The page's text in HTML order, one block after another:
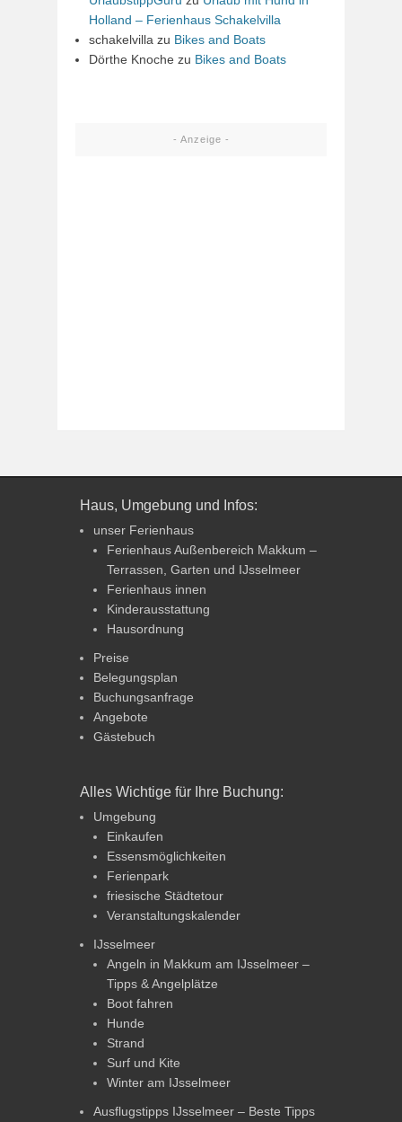
Holland – Ferienhaus Schakelvilla
schakelvilla zu Bikes and Boats
Dörthe Knoche zu Bikes and Boats
- Anzeige -
Haus, Umgebung und Infos:
unser Ferienhaus
Ferienhaus Außenbereich Makkum –
Terrassen, Garten und IJsselmeer
Ferienhaus innen
Kinderausstattung
Hausordnung
Preise
Belegungsplan
Buchungsanfrage
Angebote
Gästebuch
Alles Wichtige für Ihre Buchung:
Umgebung
Einkaufen
Essensmöglichkeiten
Ferienpark
friesische Städtetour
Veranstaltungskalender
IJsselmeer
Angeln in Makkum am IJsselmeer –
Tipps & Angelplätze
Boot fahren
Hunde
Strand
Surf und Kite
Winter am IJsselmeer
Ausflugstipps IJsselmeer – Beste Tipps